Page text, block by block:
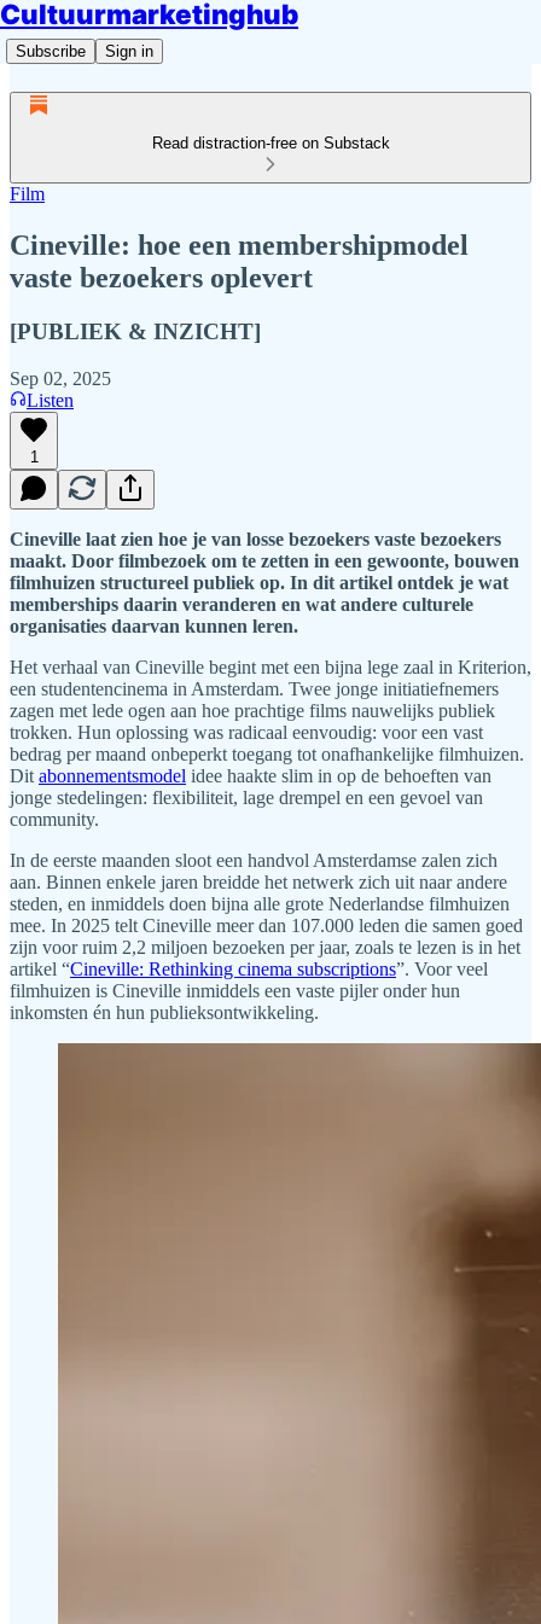
Cultuurmarketinghub
Subscribe Sign in
Read distraction-free on Substack
Film
Cineville: hoe een membershipmodel
vaste bezoekers oplevert
[PUBLIEK & INZICHT]
Sep 02, 2025
Listen
1
Cineville laat zien hoe je van losse bezoekers vaste bezoekers
maakt. Door filmbezoek om te zetten in een gewoonte, bouwen
filmhuizen structureel publiek op. In dit artikel ontdek je wat
memberships daarin veranderen en wat andere culturele
organisaties daarvan kunnen leren.
Het verhaal van Cineville begint met een bijna lege zaal in Kriterion,
een studentencinema in Amsterdam. Twee jonge initiatiefnemers
zagen met lede ogen aan hoe prachtige films nauwelijks publiek
trokken. Hun oplossing was radicaal eenvoudig: voor een vast
bedrag per maand onbeperkt toegang tot onafhankelijke filmhuizen.
Dit abonnementsmodel idee haakte slim in op de behoeften van
jonge stedelingen: flexibiliteit, lage drempel en een gevoel van
community.
In de eerste maanden sloot een handvol Amsterdamse zalen zich
aan. Binnen enkele jaren breidde het netwerk zich uit naar andere
steden, en inmiddels doen bijna alle grote Nederlandse filmhuizen
mee. In 2025 telt Cineville meer dan 107.000 leden die samen goed
zijn voor ruim 2,2 miljoen bezoeken per jaar, zoals te lezen is in het
artikel “Cineville: Rethinking cinema subscriptions”. Voor veel
filmhuizen is Cineville inmiddels een vaste pijler onder hun
inkomsten én hun publieksontwikkeling.